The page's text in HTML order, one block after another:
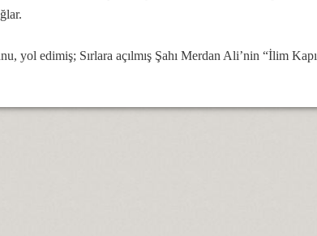
yol edimiş; Sırlara açılmış Şahı Merdan Ali’nin “İlim